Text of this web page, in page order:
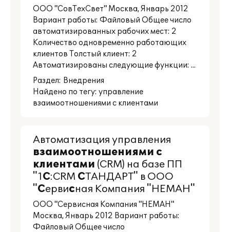
ООО "СовТехСвет" Москва, Январь 2012
Вариант работы: Файловый Общее число
автоматизированных рабочих мест: 2
Количество одновременно работающих
клиентов Толстый клиент: 2
Автоматизированы следующие функции: ...
Раздел: Внедрения
Найдено по тегу: управление
взаимоотношениями с клиентами
Автоматизация управления
взаимоотношениями с
клиентами (CRM) на базе ПП
"1С:CRM СТАНДАРТ" в ООО
"Сервисная Компания "НЕМАН"
ООО "Сервисная Компания "НЕМАН"
Москва, Январь 2012 Вариант работы:
Файловый Общее число